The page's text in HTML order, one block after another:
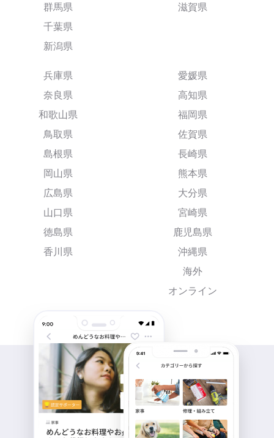
群馬県
千葉県
新潟県
滋賀県
兵庫県
奈良県
和歌山県
鳥取県
島根県
岡山県
広島県
山口県
徳島県
香川県
愛媛県
高知県
福岡県
佐賀県
長崎県
熊本県
大分県
宮崎県
鹿児島県
沖縄県
海外
オンライン